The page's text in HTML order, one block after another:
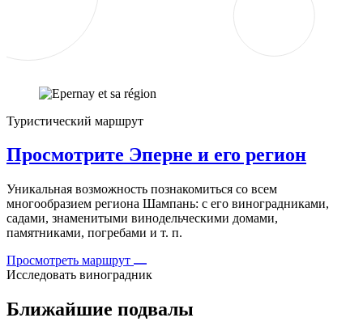
Туристический маршрут
Просмотрите Эперне и его регион
Уникальная возможность познакомиться со всем
многообразием региона Шампань: с его виноградниками,
садами, знаменитыми винодельческими домами,
памятниками, погребами и т. п.
Просмотреть маршрут
Исследовать виноградник
Ближайшие подвалы